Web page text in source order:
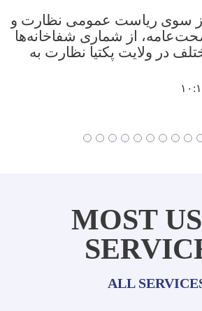
سوی ریاست عمومی نظارت و
از شماری شفاخانه‌ها
در ولایت پکتیا نظارت به
MOST
ALL